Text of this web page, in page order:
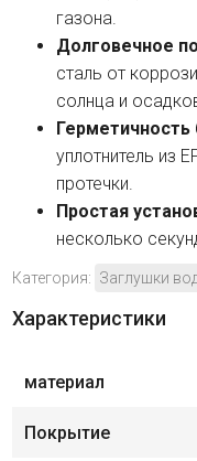
газона.
Долговечное
сталь от
солнца и
уплотнитель из
протечки.
Простая
несколько
Категория: Заглушки
Характеристики
материал
Покрытие